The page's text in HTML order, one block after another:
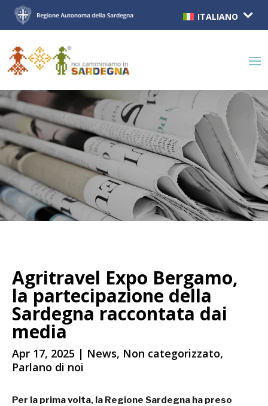
ITALIANO
Agritravel Expo Bergamo,
la partecipazione della
Sardegna raccontata dai
media
Apr 17, 2025 | News, Non categorizzato,
Parlano di noi
Per la prima volta, la Regione Sardegna ha preso